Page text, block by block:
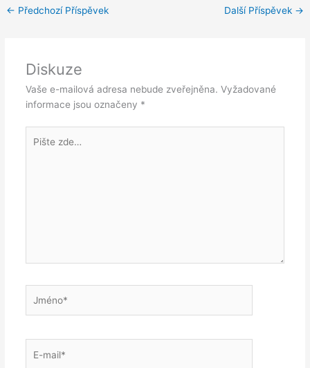
← Předchozí Příspěvek Další Příspěvek →
Diskuze
Vaše e-mailová adresa nebude zveřejněna. Vyžadované
informace jsou označeny *
zde…
mail*